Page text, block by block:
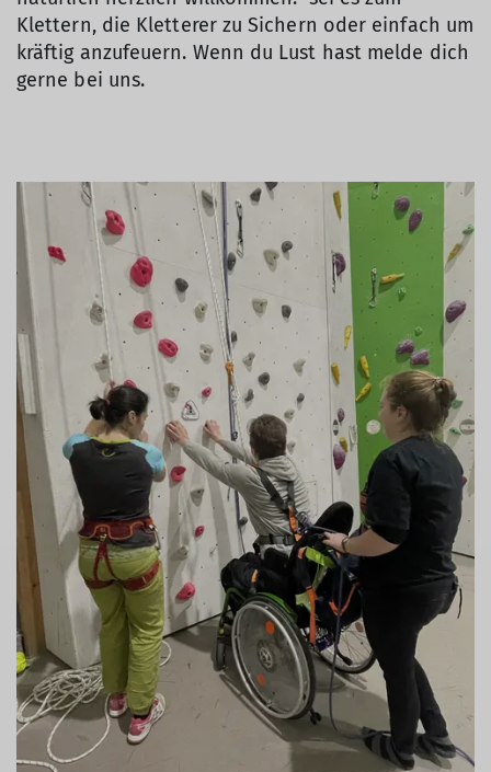
Klettern, die Kletterer zu Sichern oder einfach um
kräftig anzufeuern. Wenn du Lust hast melde dich
gerne bei uns.